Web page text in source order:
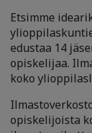
Etsimme
edustaa 14
opiskelijaa.
koko
opiskelijoista